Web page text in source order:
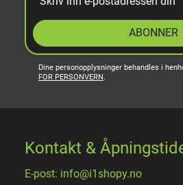
ABONNER
Dine personopplysninger behandles i
FOR PERSONVERN.
Kontakt &
E-post: info@i1shopy.no